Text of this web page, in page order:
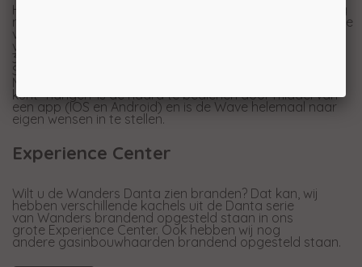
Het EcoWave systeem van Wanders zorgt voor een nog
natuurlijker vlambeeld. De brander kan variëren in hoogte
van het vuur. Zo brandt de haard bijvoorbeeld op 50%
van het vermogen maar doet dat door de ene keer op
30% te branden en de andere keer op 70% etc.
Standaard staat er één stand in de afstandsbediening.
Met de module waarmee u uw haard in uw WiFi netwerk
kunt "hangen' is de haard te bedienen door middel van
een app (IOS en Android) en is de Wave helemaal naar
eigen wensen in te stellen.
Experience Center
Wilt u de Wanders Danta zien branden? Dat kan, wij
hebben verschillende kachels uit de Danta serie
van Wanders brandend opgesteld staan in ons
grote Experience Center. Ook hebben wij nog
andere gasinbouwhaarden brandend opgesteld staan.